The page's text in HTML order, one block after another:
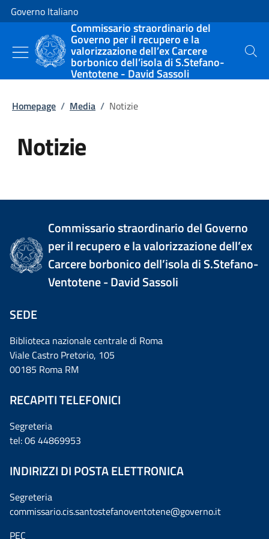
Vai al contenuto
Vai alla navigazione del sito
Governo Italiano
Commissario straordinario del
Governo per il recupero e la
valorizzazione dell’ex Carcere
borbonico dell’isola di S.Stefano-
Ventotene - David Sassoli
Cerca
Homepage / Media / Notizie
Notizie
Tutti i contenuti della pagina
Commissario straordinario del Governo
per il recupero e la valorizzazione dell’ex
Carcere borbonico dell’isola di S.Stefano-
Ventotene - David Sassoli
SEDE
Biblioteca nazionale centrale di Roma
Viale Castro Pretorio, 105
00185 Roma RM
RECAPITI TELEFONICI
Segreteria
tel: 06 44869953
INDIRIZZI DI POSTA ELETTRONICA
Segreteria
commissario.cis.santostefanoventotene@governo.it
PEC